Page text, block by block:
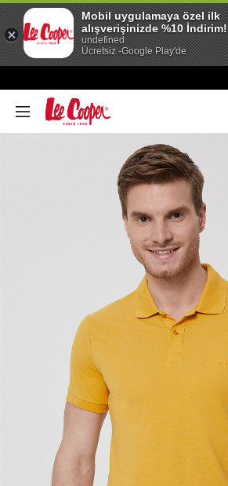
Mobil uygulamaya özel ilk
alışverişinizde %10 İndirim!
undefined
Ücretsiz -Google Play'de